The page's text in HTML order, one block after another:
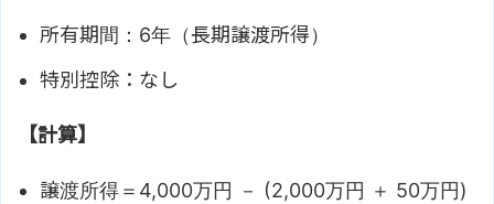
所有期間：6年（長期譲渡所得）
特別控除：なし
【計算】
譲渡所得＝4,000万円 － (2,000万円 ＋ 50万円)